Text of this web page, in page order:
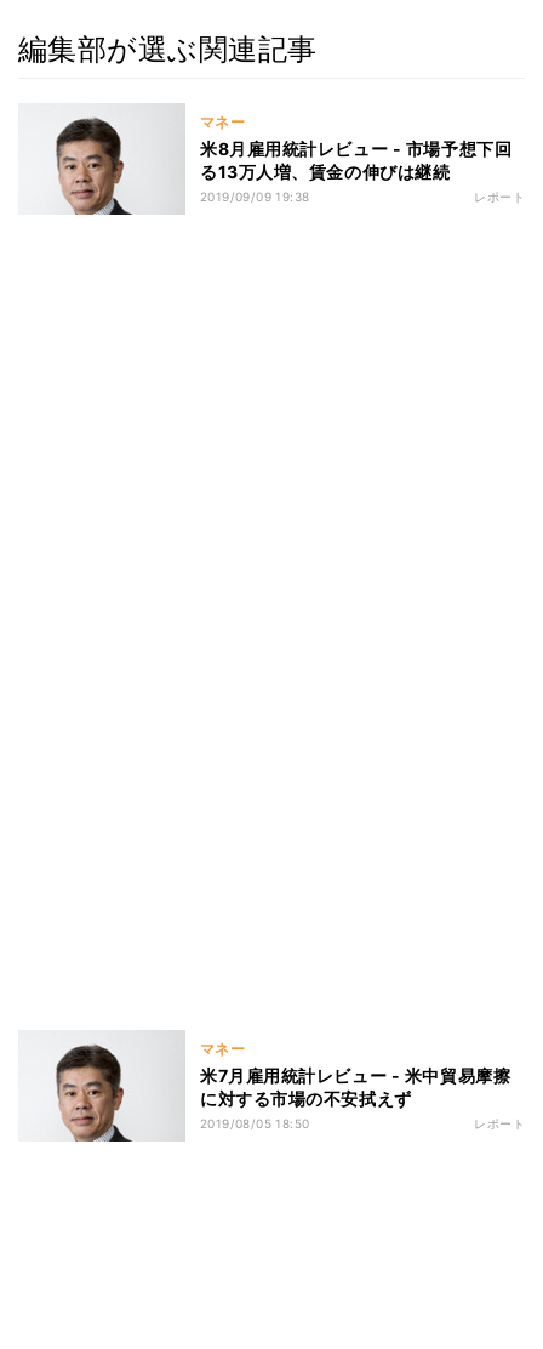
編集部が選ぶ関連記事
マネー
米8月雇用統計レビュー - 市場予想下回
る13万人増、賃金の伸びは継続
2019/09/09 19:38 レポート
マネー
米7月雇用統計レビュー - 米中貿易摩擦
に対する市場の不安拭えず
2019/08/05 18:50 レポート